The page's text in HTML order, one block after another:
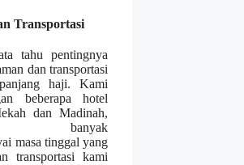
Transportasi
tahu pentingnya
dan transportasi
haji. Kami
beberapa hotel
dan Madinah,
banyak
masa tinggal yang
transportasi kami